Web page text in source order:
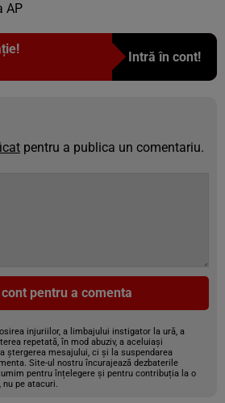
AP
Intră în cont!
pentru a publica un comentariu.
pentru a comenta
injuriilor, a limbajului instigator la ură, a
repetată, în mod abuziv, a aceluiași
ștergerea mesajului, ci și la suspendarea
Site-ul nostru încurajează dezbaterile
pentru înțelegere și pentru contribuția la o
nu pe atacuri.